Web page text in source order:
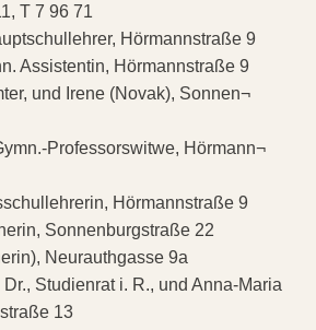
T 7 96 71
Hörmannstraße 9
Assistentin, Hörmannstraße 9
und Irene (Novak), Sonnen¬
Professorswitwe, Hörmann¬
Hörmannstraße 9
Sonnenburgstraße 22
Neurauthgasse 9a
Studienrat i. R., und Anna-Maria
13